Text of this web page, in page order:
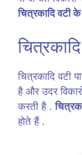
चित्रकादि वटी
चित्रकादि वटी
है और उदर
करती है .
होते हैं .